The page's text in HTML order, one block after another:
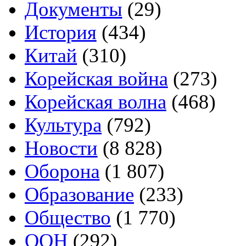
Документы (29)
История (434)
Китай (310)
Корейская война (273)
Корейская волна (468)
Культура (792)
Новости (8 828)
Оборона (1 807)
Образование (233)
Общество (1 770)
ООН (292)